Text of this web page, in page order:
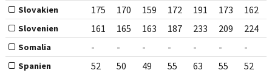
Slovakien 175 170 159 172 191 173 162
Slovenien 161 165 163 187 233 209 224
Somalia - - - - - - -
Spanien 52 50 49 55 63 55 52